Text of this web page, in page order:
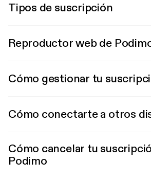
Tipos de suscripción
Reproductor web de
Cómo gestionar tu
Cómo conectarte a otros
Cómo cancelar tu
Podimo